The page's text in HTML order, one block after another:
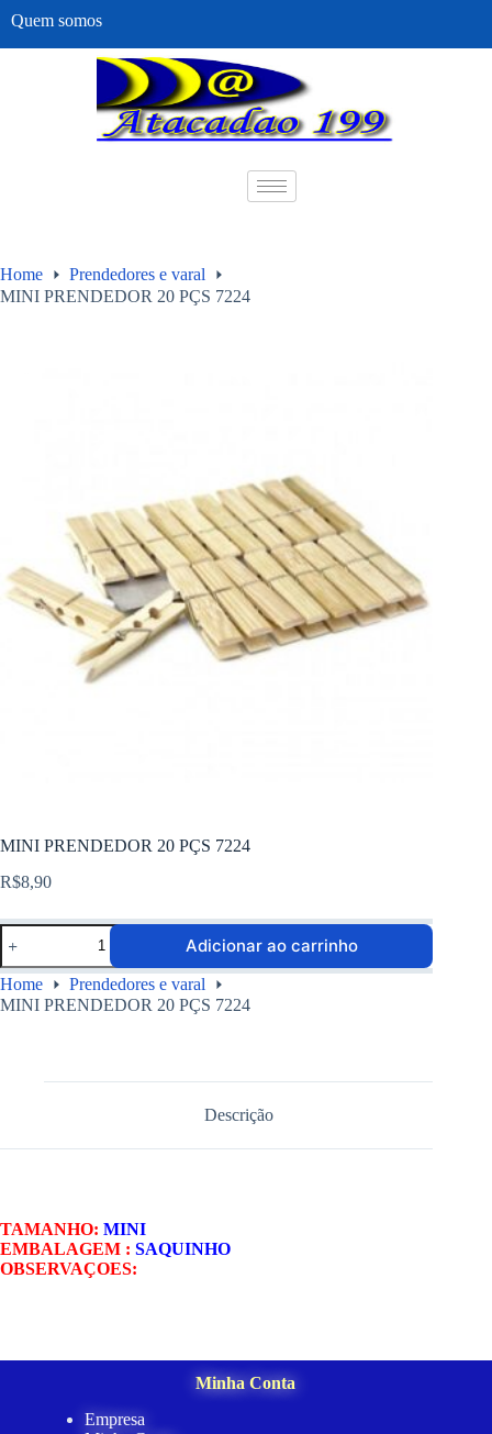
Quem somos
Home
Prendedores e varal
MINI PRENDEDOR 20 PÇS 7224
MINI PRENDEDOR 20 PÇS 7224
R$8,90
Adicionar ao carrinho
Home
Prendedores e varal
MINI PRENDEDOR 20 PÇS 7224
Descrição
TAMANHO: MINI
EMBALAGEM : SAQUINHO
OBSERVAÇOES:
Minha Conta
Empresa